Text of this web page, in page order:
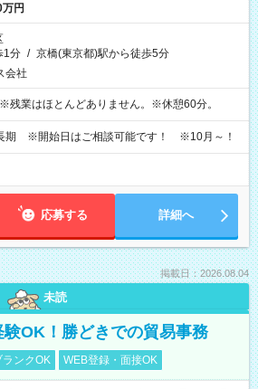
円
1分 / 京橋(東京都)駅から徒歩5分
会社
業はほとんどありません。※休憩60分。
期 ※開始日はご相談可能です！ ※10月～！
応募する 詳細へ
掲載日：2026.08.04
未読
OK！勝どきでの貿易事務
ランクOK WEB登録・面接OK